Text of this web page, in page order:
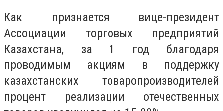
Как признается вице-президент
Ассоциации торговых предприятий
Казахстана, за 1 год благодаря
проводимым акциям в поддержку
казахстанских товаропроизводителей
процент реализации отечественных